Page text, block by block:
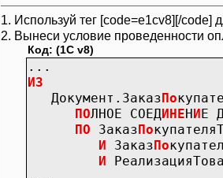
СГРУППИ РОВАТЬ
ПО
ЗаказПо
Заказ
Заказ
ЕСТЬNULL(
Заказ
По
ЗаказПо
1. Используй тег [code=e1cv8][/code]
2. Вынеси условие проведенности
Код: (1C v8)
...
ИЗ
Документ.ЗаказПо
ПОЛНОЕ СОЕДИНЕНИЕ
ПО ЗаказПо
И ЗаказПо
И